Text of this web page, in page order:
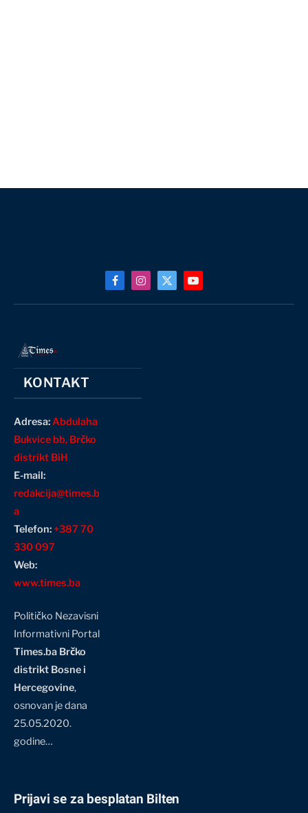
FacebookInstagram
X
(Twitter)
YouTube
KONTAKT
Adresa:Abdulaha
Bukvice bb, Brčko
distrikt BiH
E-mail:
redakcija@times.b
a
Telefon:+387 70
330 097
Web:
www.times.ba
Političko Nezavisni
Informativni Portal
Times.ba Brčko
distrikt Bosne i
Hercegovine,
osnovan je dana
25.05.2020.
godine…
Prijavi se za besplatan Bilten